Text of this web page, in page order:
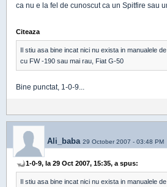
ca nu e la fel de cunoscut ca un Spitfire sau
Citeaza
Il stiu asa bine incat nici nu exista in manualele
cu FW -190 sau mai rau, Fiat G-50
Bine punctat, 1-0-9...
Ali_baba 29 October 2007 - 03:48 PM
1-0-9, la 29 Oct 2007, 15:35, a spus:
Il stiu asa bine incat nici nu exista in manualele